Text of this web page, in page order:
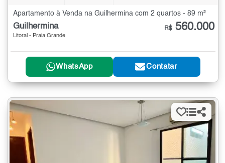
Apartamento à Venda na Guilhermina com 2 quartos - 89 m²
Guilhermina
Litoral - Praia Grande
R$ 560.000
WhatsApp Contatar